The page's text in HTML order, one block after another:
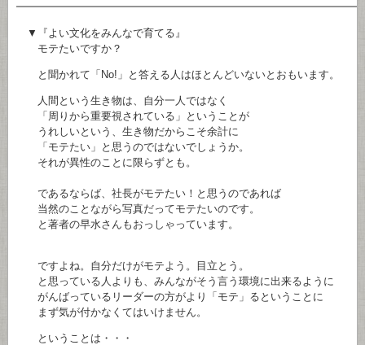
▼『よい文化をみんなで育てる』
モテたいですか？
と聞かれて「No!」と答える人はほとんどいないとおもいます。
人間という生き物は、自分一人ではなく
「周りから重要視されている」ということが
うれしいという、生き物だからこそ余計に
「モテたい」と思うのではないでしょうか。
それが異性のことに限らずとも。
であるならば、社長がモテたい！と思うのであれば
当然のことながら写真だってモテたいのです。
と著者の早水さんもおっしゃっています。
ですよね。自分だけがモテよう。目立とう。
と思っている人よりも、みんながそう言う環境に出来るように
がんばっているリーダーの方がより「モテ」るということに
まず気が付かなくてはいけません。
ということは・・・